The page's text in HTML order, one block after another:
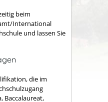
beim
International
und lassen Sie
die im
Baccalaureat,